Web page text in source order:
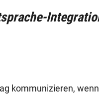
kommunizieren,